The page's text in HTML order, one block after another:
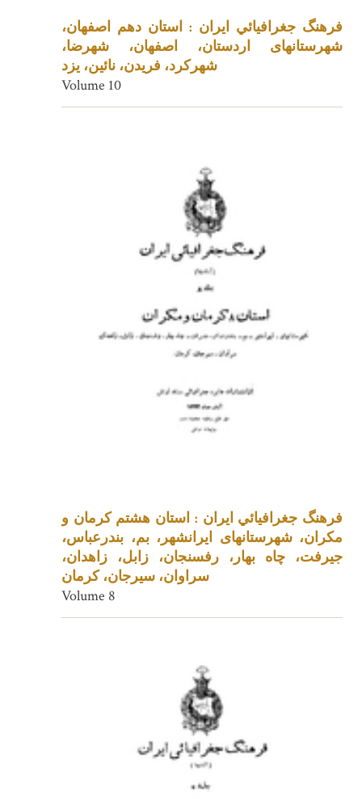
فرهنگ جغرافيائي ايران : استان دهم اصفهان،
شهرستانهای اردستان، اصفهان، شهرضا،
شهرکرد، فریدن، نائین، یزد
Volume 10
فرهنگ جغرافيائي ايران : استان هشتم کرمان و
مکران، شهرستانهای ایرانشهر، بم، بندرعباس،
جیرفت، چاه بهار، رفسنجان، زابل، زاهدان،
سراوان، سیرجان، کرمان
Volume 8